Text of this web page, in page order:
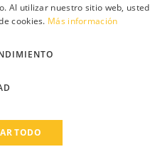
Al utilizar nuestro sitio web, usted
cookies. Más información
TODO